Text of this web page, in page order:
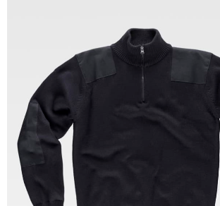
Tallas: XS, S, M, L, XL, XXL